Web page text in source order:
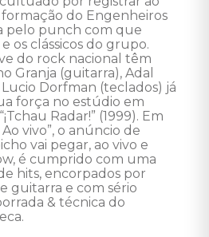
do Engenheiros
pelo punch com que
os clássicos do grupo.
do rock nacional têm
Granja (guitarra), Adal
Dorfman (teclados) já
força no estúdio em
Radar!” (1999). Em
vivo”, o anúncio de
vai pegar, ao vivo e
é cumprido com uma
hits, encorpados por
guitarra e com sério
& técnica do